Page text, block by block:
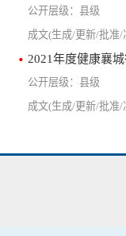
县级
2021年度健康襄
县级